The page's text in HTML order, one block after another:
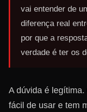
vai entender de
diferença real
por que a
verdade é ter os
A dúvida é
fácil de usar e tem